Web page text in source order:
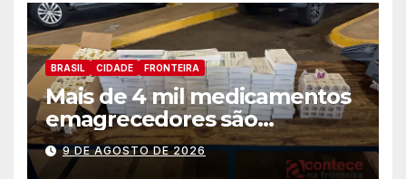
BRASIL CIDADE FRONTEIRA
Mais de 4 mil medicamentos
emagrecedores são
apreendidos pela Receita
Federal
9 DE AGOSTO DE 2026